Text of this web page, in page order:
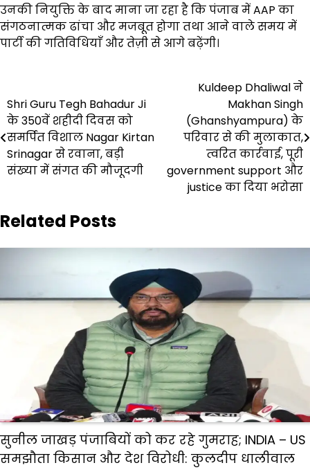
उनकी नियुक्ति के बाद माना जा रहा है कि पंजाब में AAP का
संगठनात्मक ढांचा और मजबूत होगा तथा आने वाले समय में
पार्टी की गतिविधियाँ और तेज़ी से आगे बढ़ेंगी।
navigation
Shri Guru Tegh Bahadur Ji
के 350वें शहीदी दिवस को
समर्पित विशाल Nagar Kirtan
Srinagar से रवाना, बड़ी
संख्या में संगत की मौजूदगी
Kuldeep Dhaliwal ने
Makhan Singh
(Ghanshyampura) के
परिवार से की मुलाकात,
त्वरित कार्रवाई, पूरी
government support और
justice का दिया भरोसा
Related Posts
सुनील जाखड़ पंजाबियों को कर रहे गुमराह; INDIA – US
समझौता किसान और देश विरोधी: कुलदीप धालीवाल